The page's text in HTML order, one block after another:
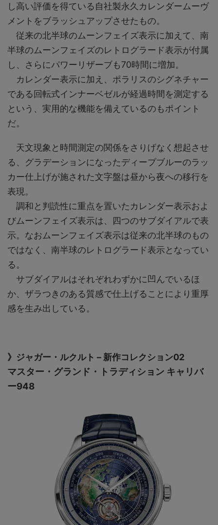
し高い評価を得ている自社製永久カレンダームーヴ
メントをブラッシュアップさせたもの。
従来の北半球のムーンフェイズ表示に加えて、南
半球のムーンフェイズのレトログラード表示が付属
し、さらにパワーリザーブも70時間に増加。
カレンダー表示に加え、ポラリスのシグネチャー
である回転式インナーベゼルが経過時間を測定する
という、実用的な機能を備えているのもポイント
だ。
天文現象と時間測定の関係をさりげなく想起させ
る、グラデーションになったディープブルーのラッ
カー仕上げが施された文字盤は昼から夜への移行を
表現。
調和と判読性に重点を置いたカレンダー表示およ
びムーンフェイズ表示は、四つのサブダイアルで表
示。なおムーンフェイズ表示は従来の北半球のもの
ではなく、南半球のレトログラード表示となってい
る。
サブダイアルはそれぞれわずかに凹んでいるほ
か、ザラつきのある質感で仕上げることにより重厚
感を生み出している。
》ジャガー・ルクルト – 新作コレクション02
マスター・グランド・トラディション キャリバ
ー948